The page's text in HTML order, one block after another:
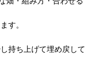
す。
持ち上げて埋め戻して